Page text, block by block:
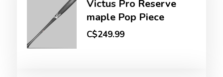
Victus Pro Reserve
maple Pop Piece
C$249.99